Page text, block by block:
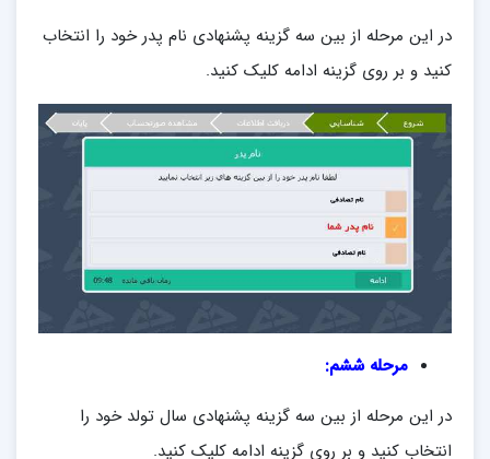
در این مرحله از بین سه گزینه پشنهادی نام پدر خود را انتخاب
کنید و بر روی گزینه ادامه کلیک کنید.
مرحله ششم:
در این مرحله از بین سه گزینه پشنهادی سال تولد خود را
انتخاب کنید و بر روی گزینه ادامه کلیک کنید.